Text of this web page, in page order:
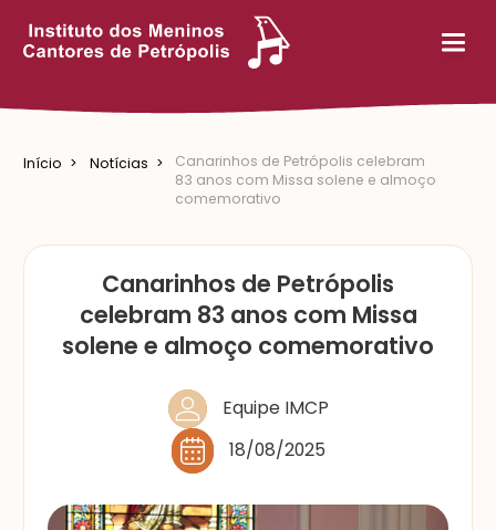
Início Notícias
Canarinhos de Petrópolis celebram
83 anos com Missa solene e almoço
comemorativo
Canarinhos de Petrópolis
celebram 83 anos com Missa
solene e almoço comemorativo
Equipe IMCP
18/08/2025